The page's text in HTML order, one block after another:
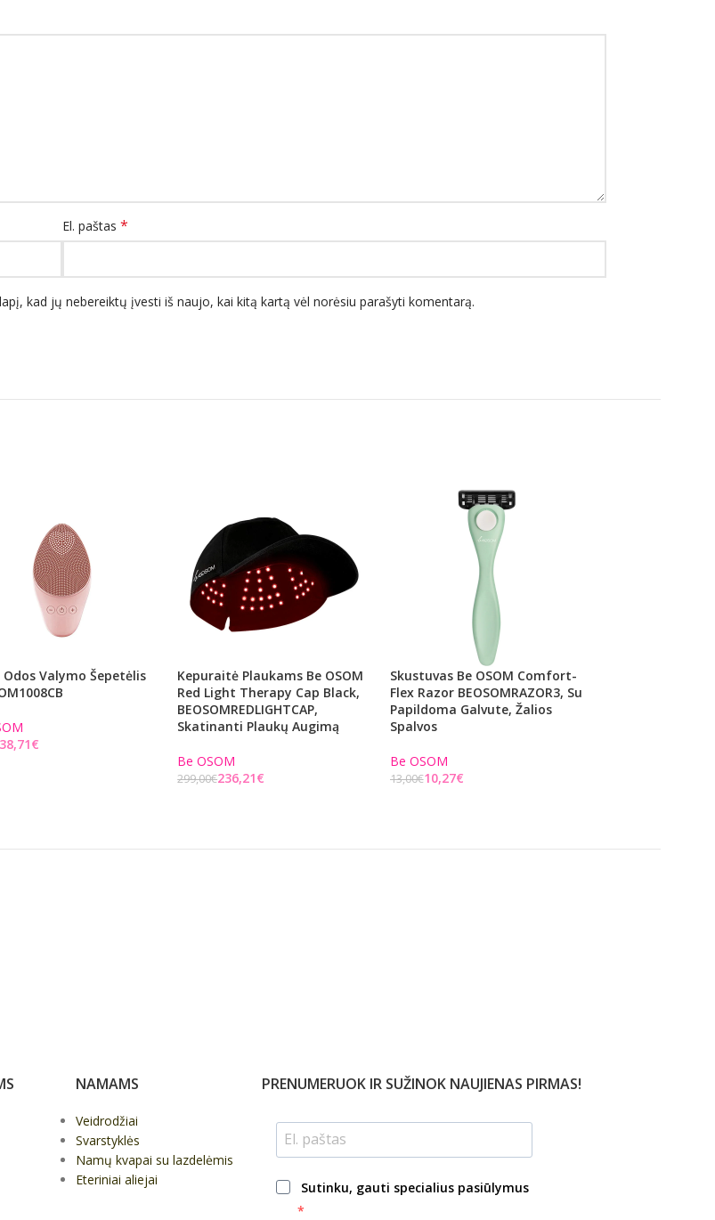
El. paštas *
kad jų nebereiktų įvesti iš naujo, kai kitą kartą vėl norėsiu parašyti komentarą.
Odos Valymo Šepetėlis
€
Kepuraitė Plaukams Be OSOM
Red Light Therapy Cap Black,
BEOSOMREDLIGHTCAP,
Skatinanti Plaukų Augimą
Be OSOM
299,00€236,21€
Skustuvas Be OSOM Comfort-
Flex Razor BEOSOMRAZOR3, Su
Papildoma Galvute, Žalios
Spalvos
Be OSOM
13,00€10,27€
NAMAMS
Veidrodžiai
Svarstyklės
Namų kvapai su lazdelėmis
Eteriniai aliejai
PRENUMERUOK IR SUŽINOK NAUJIENAS PIRMAS!
Sutinku, gauti specialius pasiūlymus